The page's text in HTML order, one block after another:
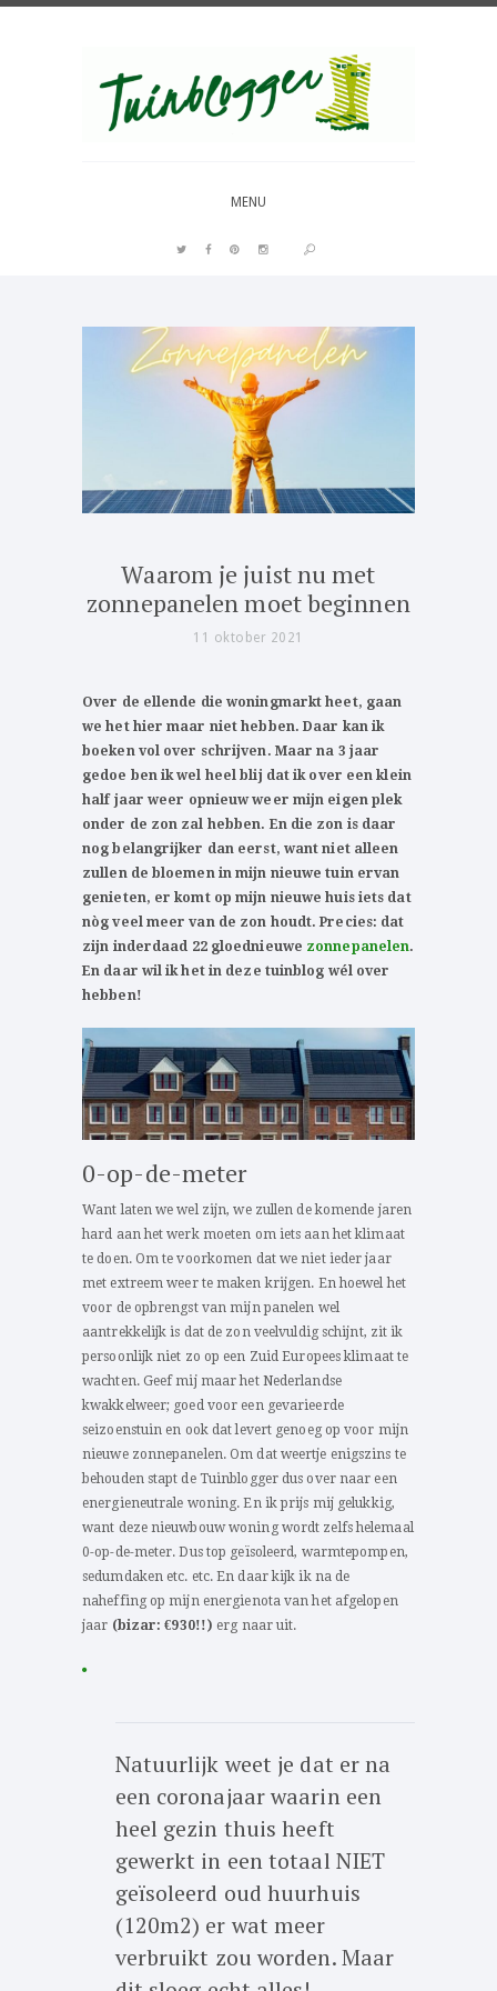
MENU
Waarom je juist nu met
zonnepanelen moet beginnen
11 oktober 2021
Over de ellende die woningmarkt heet, gaan
we het hier maar niet hebben. Daar kan ik
boeken vol over schrijven. Maar na 3 jaar
gedoe ben ik wel heel blij dat ik over een klein
half jaar weer opnieuw weer mijn eigen plek
onder de zon zal hebben. En die zon is daar
nog belangrijker dan eerst, want niet alleen
zullen de bloemen in mijn nieuwe tuin ervan
genieten, er komt op mijn nieuwe huis iets dat
nòg veel meer van de zon houdt. Precies: dat
zijn inderdaad 22 gloednieuwe zonnepanelen.
En daar wil ik het in deze tuinblog wél over
hebben!
0-op-de-meter
Want laten we wel zijn, we zullen de komende jaren
hard aan het werk moeten om iets aan het klimaat
te doen. Om te voorkomen dat we niet ieder jaar
met extreem weer te maken krijgen. En hoewel het
voor de opbrengst van mijn panelen wel
aantrekkelijk is dat de zon veelvuldig schijnt, zit ik
persoonlijk niet zo op een Zuid Europees klimaat te
wachten. Geef mij maar het Nederlandse
kwakkelweer; goed voor een gevarieerde
seizoenstuin en ook dat levert genoeg op voor mijn
nieuwe zonnepanelen. Om dat weertje enigszins te
behouden stapt de Tuinblogger dus over naar een
energieneutrale woning. En ik prijs mij gelukkig,
want deze nieuwbouw woning wordt zelfs helemaal
0-op-de-meter. Dus top geïsoleerd, warmtepompen,
sedumdaken etc. etc. En daar kijk ik na de
naheffing op mijn energienota van het afgelopen
jaar (bizar: €930!!) erg naar uit.
Natuurlijk weet je dat er na
een coronajaar waarin een
heel gezin thuis heeft
gewerkt in een totaal NIET
geïsoleerd oud huurhuis
(120m2) er wat meer
verbruikt zou worden. Maar